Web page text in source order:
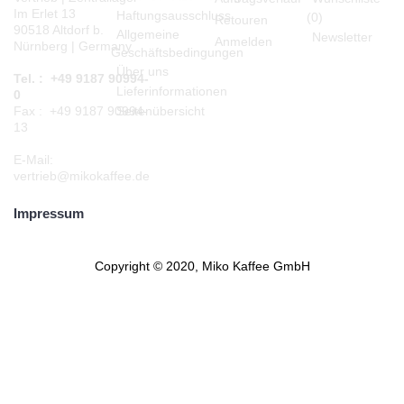
Im Erlet 13
90518 Altdorf b.
Nürnberg | Germany
Tel. : +49 9187 90994-
0
Fax : +49 9187 90994-
13
E-Mail:
vertrieb@mikokaffee.de
Haftungsausschluss
Allgemeine
Geschäftsbedingungen
Über uns
Lieferinformationen
Seitenübersicht
Retouren
Anmelden
(0)
Newsletter
Impressum
Copyright © 2020, Miko Kaffee GmbH